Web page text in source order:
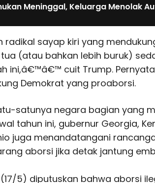
Meninggal, Keluarga Menolak
sayap kiri yang
(atau bahkan lebih buruk)
ini,â€™â€™ cuit Trump.
Demokrat yang proaborsi.
satunya negara bagian yang
tahun ini, gubernur Georgia,
juga menandatangani
aborsi jika detak jantung
5) diputuskan bahwa aborsi